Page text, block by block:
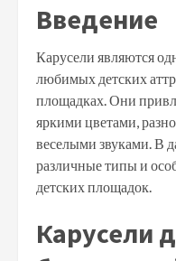
Введение
Карусели являются
любимых детских
площадках. Они
яркими цветами,
веселыми звуками. В
различные типы и
детских площадок.
Карусели